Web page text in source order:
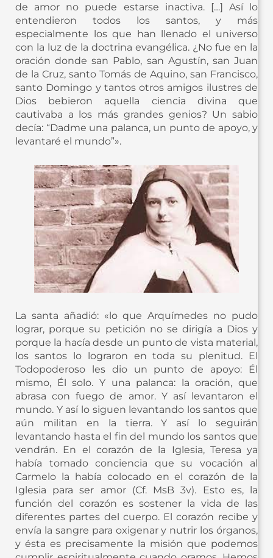
de amor no puede estarse inactiva. […] Así lo
entendieron todos los santos, y más
especialmente los que han llenado el universo
con la luz de la doctrina evangélica. ¿No fue en la
oración donde san Pablo, san Agustín, san Juan
de la Cruz, santo Tomás de Aquino, san Francisco,
santo Domingo y tantos otros amigos ilustres de
Dios bebieron aquella ciencia divina que
cautivaba a los más grandes genios? Un sabio
decía: “Dadme una palanca, un punto de apoyo, y
levantaré el mundo”».
La santa añadió: «lo que Arquímedes no pudo
lograr, porque su petición no se dirigía a Dios y
porque la hacía desde un punto de vista material,
los santos lo lograron en toda su plenitud. El
Todopoderoso les dio un punto de apoyo: Él
mismo, Él solo. Y una palanca: la oración, que
abrasa con fuego de amor. Y así levantaron el
mundo. Y así lo siguen levantando los santos que
aún militan en la tierra. Y así lo seguirán
levantando hasta el fin del mundo los santos que
vendrán. En el corazón de la Iglesia, Teresa ya
había tomado conciencia que su vocación al
Carmelo la había colocado en el corazón de la
Iglesia para ser amor (Cf. MsB 3v). Esto es, la
función del corazón es sostener la vida de las
diferentes partes del cuerpo. El corazón recibe y
envía la sangre para oxigenar y nutrir los órganos,
y ésta es precisamente la misión que podemos